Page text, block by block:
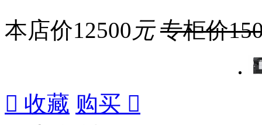
本店价12500 元 专柜价
 收藏 购买 